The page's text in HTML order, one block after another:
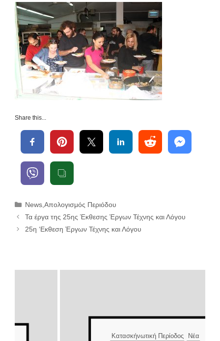
Share this...
Κατηγορίες
News ,Απολογισμός Περιόδου
Τα έργα της 25ης Έκθεσης Έργων Τέχνης και Λόγου
25η ‘Εκθεση Έργων Τέχνης και Λόγου
Κατασκήνωτική Περίοδος Νέα